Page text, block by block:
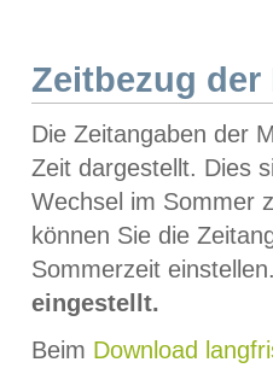
Zeitbezug der
Die Zeitangaben der
Zeit dargestellt. Dies
Wechsel im Sommer
können Sie die
Sommerzeit
eingestellt.
Beim Download